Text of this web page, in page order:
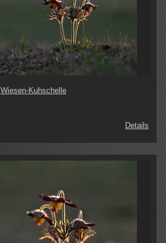
Wiesen-Kuhschelle
Details